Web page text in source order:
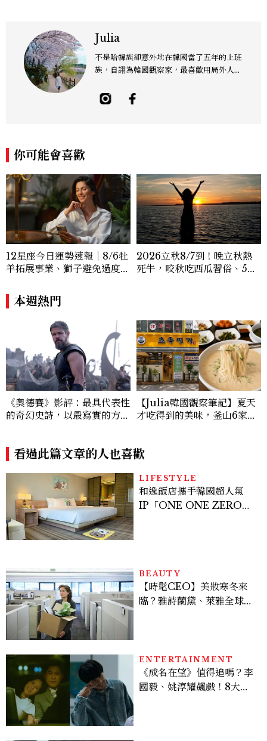
Julia
不是哈韓族卻意外地在韓國當了五年的上班
族，自詡為韓國觀察家，最喜歡用局外人的
你可能會喜歡
12星座今日運勢速報｜8/6牡
羊拓展事業、獅子避免過度借
2026立秋8/7到！晚立秋熱
死牛，咬秋吃西瓜習俗、5大
本週熱門
《奧德賽》影評：最具代表性
的奇幻史詩，以最寫實的方
【Julia韓國觀察筆記】夏天
才吃得到的美味，釜山6家人
看過此篇文章的人也喜歡
LIFESTYLE
和逸飯店攜手韓國超人氣
IP「ONE ONE ZERO
BEAUTY
【時髦CEO】美妝寒冬來
臨？雅詩蘭黛、萊雅全球裁
ENTERTAINMENT
《成名在望》值得追嗎？李
國毅、姚淳耀飆戲！8大看